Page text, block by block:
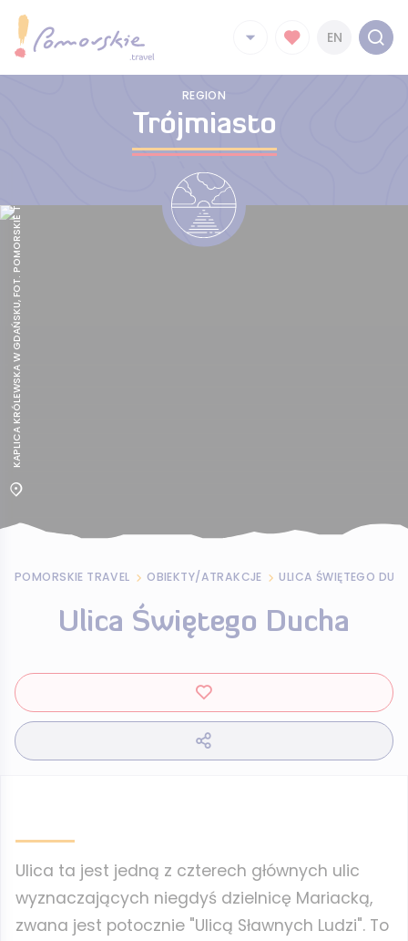
EN
REGION
Trójmiasto
KAPLICA KRÓLEWSKA W GDAŃSKU, FOT. POMORSKIE TRAVEL
POMORSKIE TRAVEL OBIEKTY/ATRAKCJE ULICA ŚWIĘTEGO
Ulica Świętego Ducha
Ulica ta jest jedną z czterech głównych ulic
wyznaczających niegdyś dzielnicę Mariacką,
zwana jest potocznie "Ulicą Sławnych Ludzi". To